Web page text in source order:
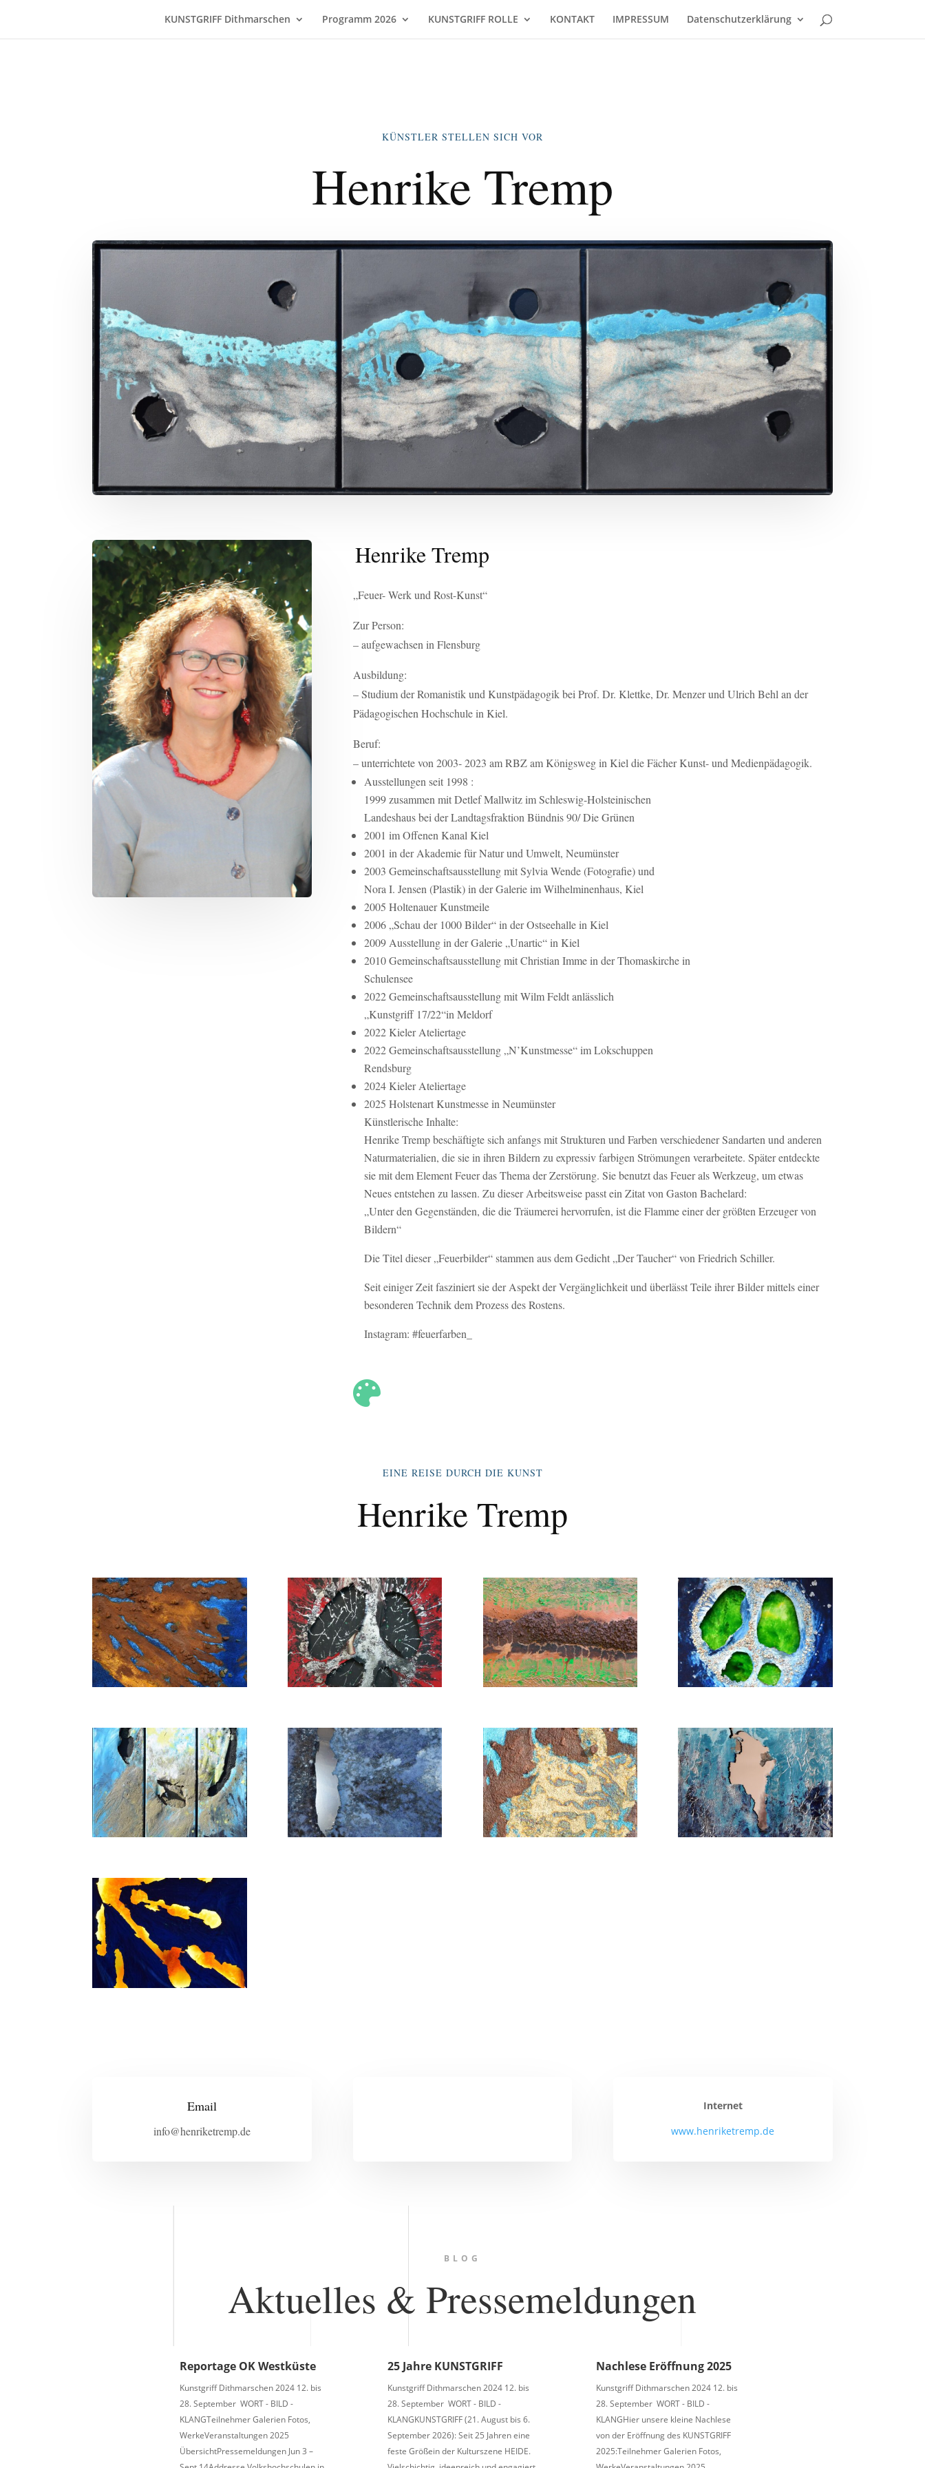
KUNSTGRIFF Dithmarschen Programm 2026 KUNSTGRIFF ROLLE KONTAKT IMPRESSUM Datenschutzerklärung
KÜNSTLER STELLEN SICH VOR
Henrike Tremp
Henrike Tremp
„Feuer- Werk und Rost-Kunst“
Zur Person:
– aufgewachsen in Flensburg
Ausbildung:
– Studium der Romanistik und Kunstpädagogik bei Prof. Dr. Klettke, Dr. Menzer und Ulrich Behl an der
Pädagogischen Hochschule in Kiel.
Beruf:
– unterrichtete von 2003- 2023 am RBZ am Königsweg in Kiel die Fächer Kunst- und Medienpädagogik.
Ausstellungen seit 1998 :
1999 zusammen mit Detlef Mallwitz im Schleswig-Holsteinischen
Landeshaus bei der Landtagsfraktion Bündnis 90/ Die Grünen
2001 im Offenen Kanal Kiel
2001 in der Akademie für Natur und Umwelt, Neumünster
2003 Gemeinschaftsausstellung mit Sylvia Wende (Fotografie) und
Nora I. Jensen (Plastik) in der Galerie im Wilhelminenhaus, Kiel
2005 Holtenauer Kunstmeile
2006 „Schau der 1000 Bilder“ in der Ostseehalle in Kiel
2009 Ausstellung in der Galerie „Unartic“ in Kiel
2010 Gemeinschaftsausstellung mit Christian Imme in der Thomaskirche in
Schulensee
2022 Gemeinschaftsausstellung mit Wilm Feldt anlässlich
„Kunstgriff 17/22“in Meldorf
2022 Kieler Ateliertage
2022 Gemeinschaftsausstellung „N’Kunstmesse“ im Lokschuppen
Rendsburg
2024 Kieler Ateliertage
2025 Holstenart Kunstmesse in Neumünster
Künstlerische Inhalte:
Henrike Tremp beschäftigte sich anfangs mit Strukturen und Farben verschiedener Sandarten und anderen
Naturmaterialien, die sie in ihren Bildern zu expressiv farbigen Strömungen verarbeitete. Später entdeckte
sie mit dem Element Feuer das Thema der Zerstörung. Sie benutzt das Feuer als Werkzeug, um etwas
Neues entstehen zu lassen. Zu dieser Arbeitsweise passt ein Zitat von Gaston Bachelard:
„Unter den Gegenständen, die die Träumerei hervorrufen, ist die Flamme einer der größten Erzeuger von
Bildern“
Die Titel dieser „Feuerbilder“ stammen aus dem Gedicht „Der Taucher“ von Friedrich Schiller.
Seit einiger Zeit fasziniert sie der Aspekt der Vergänglichkeit und überlässt Teile ihrer Bilder mittels einer
besonderen Technik dem Prozess des Rostens.
Instagram: #feuerfarben_

EINE REISE DURCH DIE KUNST
Henrike Tremp
Email
info@henriketremp.de
Internet
www.henriketremp.de
BLOG
Aktuelles & Pressemeldungen
Reportage OK Westküste
Kunstgriff Dithmarschen 2024 12. bis
28. September WORT - BILD -
KLANGTeilnehmer Galerien Fotos,
WerkeVeranstaltungen 2025
ÜbersichtPressemeldungen Jun 3 –
25 Jahre KUNSTGRIFF
Kunstgriff Dithmarschen 2024 12. bis
28. September WORT - BILD -
KLANGKUNSTGRIFF (21. August bis 6.
September 2026): Seit 25 Jahren eine
feste Größein der Kulturszene HEIDE.
Nachlese Eröffnung 2025
Kunstgriff Dithmarschen 2024 12. bis
28. September WORT - BILD -
KLANGHier unsere kleine Nachlese
von der Eröffnung des KUNSTGRIFF
2025:Teilnehmer Galerien Fotos,